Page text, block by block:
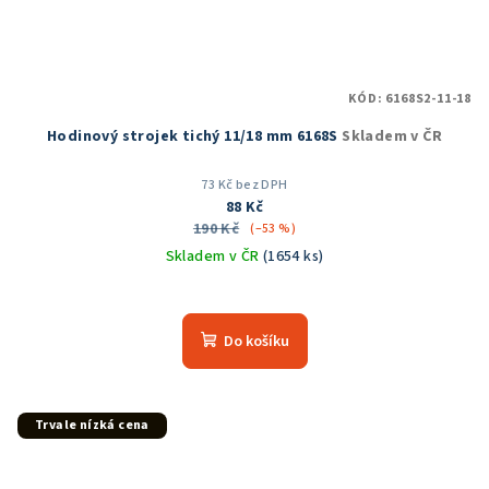
Hodinový strojek tichý 11/18 mm 6168S Skladem v ČR
73 Kč bez DPH
88 Kč
190 Kč (–53 %)
Skladem v ČR (1654 ks)
hodnocení
produktu
Do košíku
KÓD: 6168S2-11-18
Trvale nízká cena